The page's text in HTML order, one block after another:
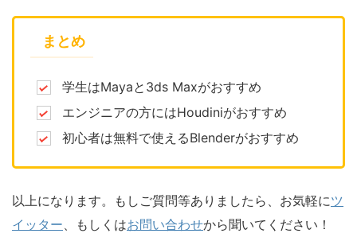
まとめ
学生はMayaと3ds Maxがおすすめ
エンジニアの方にはHoudiniがおすすめ
初心者は無料で使えるBlenderがおすすめ
以上になります。もしご質問等ありましたら、お気軽にツ
イッター 、もしくはお問い合わせから聞いてください！